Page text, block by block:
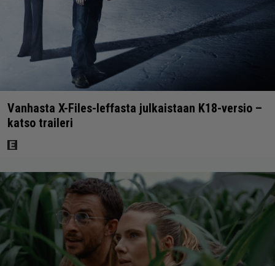
Vanhasta X-Files-leffasta julkaistaan K18-versio –
katso traileri